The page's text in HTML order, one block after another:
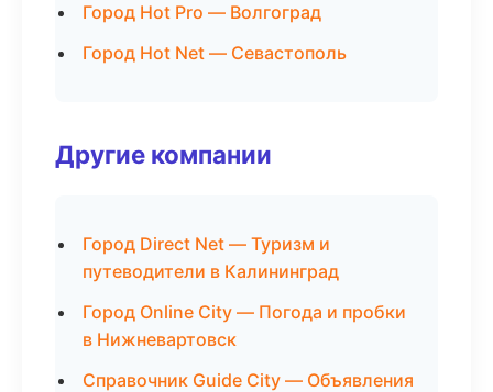
Город Hot Pro — Волгоград
Город Hot Net — Севастополь
Другие компании
Город Direct Net — Туризм и
путеводители в Калининград
Город Online City — Погода и пробки
в Нижневартовск
Справочник Guide City — Объявления